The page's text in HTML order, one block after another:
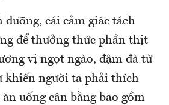
cái cảm giác tách
để thưởng thức phần thịt
vị ngọt ngào, đậm đà từ
khiến người ta phải thích
uống cân bằng bao gồm